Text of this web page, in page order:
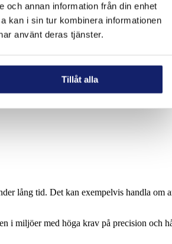
och annan information från din enhet
kan i sin tur kombinera informationen
använt deras tjänster.
Tillåt alla
installationer. I dessa miljöer
avbrott. Många installationer sker i
levererar konsekventa resultat direkt i
lång tid. Det kan exempelvis handla om
i miljöer med höga krav på precision och